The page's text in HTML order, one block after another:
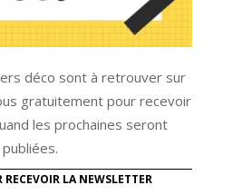
déco sont à retrouver sur
gratuitement pour recevoir
les prochaines seront
publiées.
RECEVOIR LA NEWSLETTER